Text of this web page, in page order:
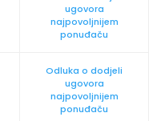
ugovora
najpovoljnijem
ponuđaču
Odluka o dodjeli
ugovora
najpovoljnijem
ponuđaču